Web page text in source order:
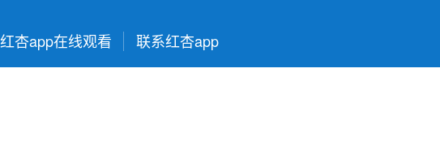
红杏app在线观看 联系红杏app